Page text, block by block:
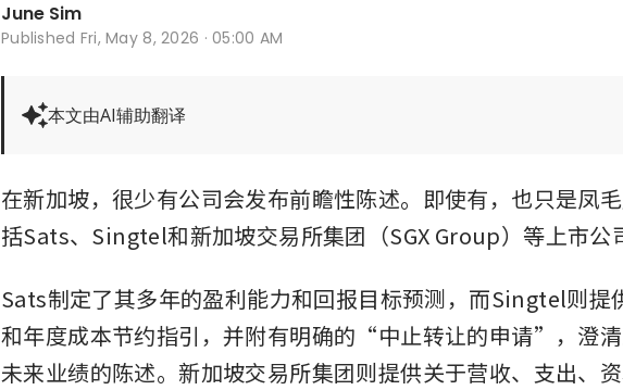
June Sim
Published Fri, May 8, 2026 · 05:00 AM
本文由AI辅助翻译
在新加坡，很少有公司会发布前瞻性陈述。即使有，也只是凤
括Sats、Singtel和新加坡交易所集团（SGX Group）等上市公
Sats制定了其多年的盈利能力和回报目标预测，而Singtel则提
和年度成本节约指引，并附有明确的“中止转让的申请”，澄
未来业绩的陈述。新加坡交易所集团则提供关于营收、支出、